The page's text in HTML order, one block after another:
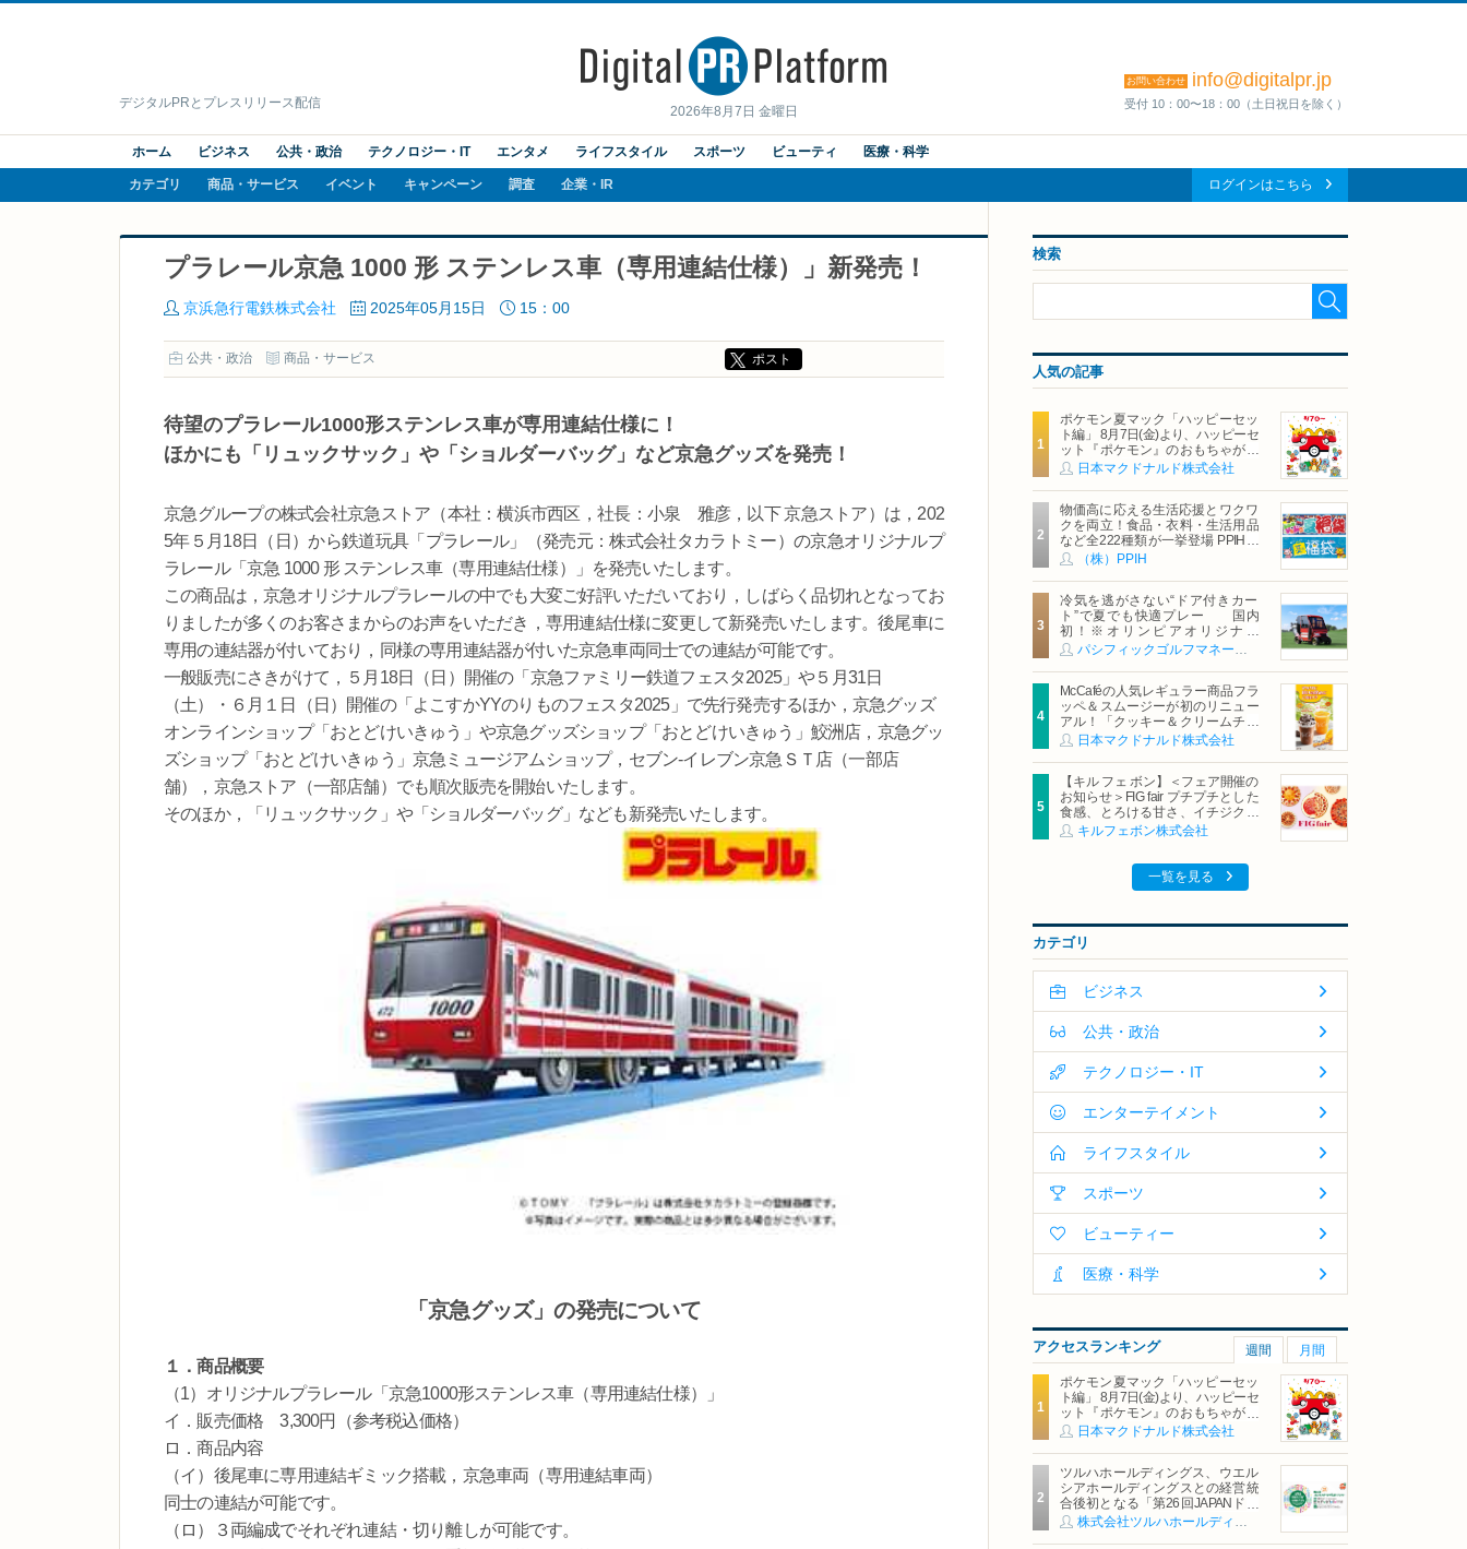
2026年8月7日 金曜日
デジタルPRとプレスリリース配信
お問い合わせ info@digitalpr.jp
受付 10：00〜18：00（土日祝日を除く）
ホーム ビジネス 公共・政治 テクノロジー・IT エンタメ ライフスタイル スポーツ ビューティ 医療・科学
カテゴリ 商品・サービス イベント キャンペーン 調査 企業・IR ログインはこちら
プラレール京急 1000 形 ステンレス車（専用連結仕様）」新発売！
京浜急行電鉄株式会社 2025年05月15日 15：00
公共・政治 商品・サービス ポスト
待望のプラレール1000形ステンレス車が専用連結仕様に！
ほかにも「リュックサック」や「ショルダーバッグ」など京急グッズを発売！
京急グループの株式会社京急ストア（本社：横浜市西区，社長：小泉 雅彦，以下 京急ストア）は，202
5年５月18日（日）から鉄道玩具「プラレール」（発売元：株式会社タカラトミー）の京急オリジナルプ
ラレール「京急 1000 形 ステンレス車（専用連結仕様）」を発売いたします。
この商品は，京急オリジナルプラレールの中でも大変ご好評いただいており，しばらく品切れとなってお
りましたが多くのお客さまからのお声をいただき，専用連結仕様に変更して新発売いたします。後尾車に
専用の連結器が付いており，同様の専用連結器が付いた京急車両同士での連結が可能です。
一般販売にさきがけて，５月18日（日）開催の「京急ファミリー鉄道フェスタ2025」や５月31日
（土）・６月１日（日）開催の「よこすかYYのりものフェスタ2025」で先行発売するほか，京急グッズ
オンラインショップ「おとどけいきゅう」や京急グッズショップ「おとどけいきゅう」鮫洲店，京急グッ
ズショップ「おとどけいきゅう」京急ミュージアムショップ，セブン‐イレブン京急ＳＴ店（一部店
舗），京急ストア（一部店舗）でも順次販売を開始いたします。
そのほか，「リュックサック」や「ショルダーバッグ」なども新発売いたします。
「京急グッズ」の発売について
１．商品概要
（1）オリジナルプラレール「京急1000形ステンレス車（専用連結仕様）」
イ．販売価格 3,300円（参考税込価格）
ロ．商品内容
（イ）後尾車に専用連結ギミック搭載，京急車両（専用連結車両）
同士の連結が可能です。
（ロ）３両編成でそれぞれ連結・切り離しが可能です。
検索
人気の記事
ポケモン夏マック「ハッピーセッ
ト編」 8月7日(金)より、ハッピーセ
ット『ポケモン』のおもちゃが期
間限定登場
日本マクドナルド株式会社
物価高に応える生活応援とワクワ
クを両立！食品・衣料・生活用品
など全222種類が一挙登場 PPIHグ
ループ「夏福袋」＆セール 8月6日
(木)より順次スタート
（株）PPIH
冷気を逃がさない“ドア付きカー
ト”で夏でも快適プレー 国内
初！※オリンピアオリジナル
「AirCon Cart（エアコンカー
ト）」導入 | ＰＧＭ
McCaféの人気レギュラー商品フラ
ッペ＆スムージーが初のリニュー
アル！「クッキー＆クリームチョ
コフラッペ」「マンゴースムージ
ー」8月5日（水）から販売開始
日本マクドナルド株式会社
【キル フェ ボン】＜フェア開催の
お知らせ＞FIG fair プチプチとした
食感、とろける甘さ、イチジクの
魅力をたっぷりと。新作を含め、
イチジク尽くしの全4種が登場8月
キルフェボン株式会社
一覧を見る
カテゴリ
ビジネス
公共・政治
テクノロジー・IT
エンターテイメント
ライフスタイル
スポーツ
ビューティー
医療・科学
アクセスランキング 週間 月間
ポケモン夏マック「ハッピーセッ
ト編」 8月7日(金)より、ハッピーセ
ット『ポケモン』のおもちゃが期
間限定登場
日本マクドナルド株式会社
ツルハホールディングス、ウエル
シアホールディングスとの経営統
合後初となる「第26回JAPANドラ
ッグストアショー」に出展
株式会社ツルハホールディングス